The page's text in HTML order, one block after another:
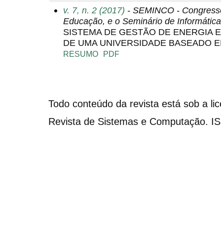
v. 7, n. 2 (2017) - SEMINCO -
Educação, e o Seminário de
SISTEMA DE GESTÃO DE ENERGIA
DE UMA UNIVERSIDADE BASEADO
RESUMO PDF
Todo conteúdo da revista está sob a
Revista de Sistemas e Computação.